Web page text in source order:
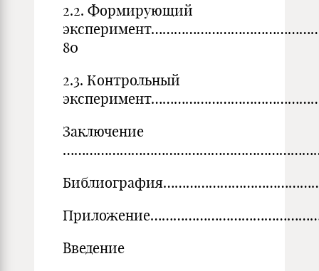
2.2. Формирующий
80
2.3. Контрольный
Заключение
Введение